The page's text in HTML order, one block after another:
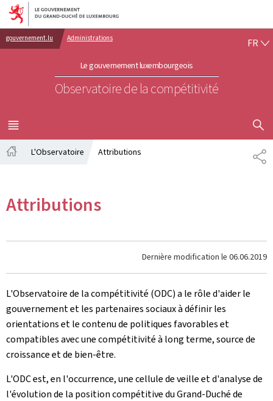
Aller au menu principal
Aller au contenu
gouvernement.lu Administrations
Le gouvernement luxembourgeois
Observatoire de la compétitivité
FR
MENU
PRINCIPAL
L'Observatoire Attributions
Attributions
Dernière modification le 06.06.2019
L'Observatoire de la compétitivité (ODC) a le rôle d'aider le
gouvernement et les partenaires sociaux à définir les
orientations et le contenu de politiques favorables et
compatibles avec une compétitivité à long terme, source de
croissance et de bien-être.
L'ODC est, en l'occurrence, une cellule de veille et d'analyse de
l'évolution de la position compétitive du Grand-Duché de